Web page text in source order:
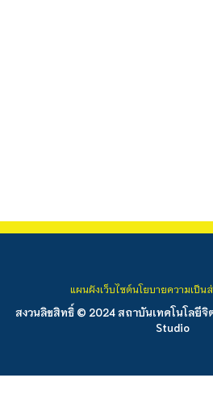
สงวนลิขสิทธิ์ © 2024 สถาบันเทคโนโลยีจิ
Studio
แผนผังเว็บไซต์นโยบายความเป็น